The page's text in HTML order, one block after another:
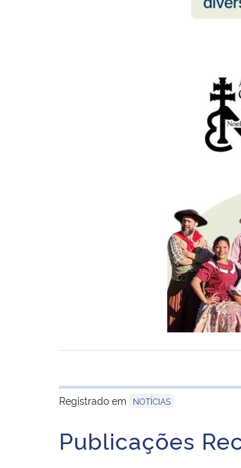
Registrado em
NOTÍCIAS
Publicações